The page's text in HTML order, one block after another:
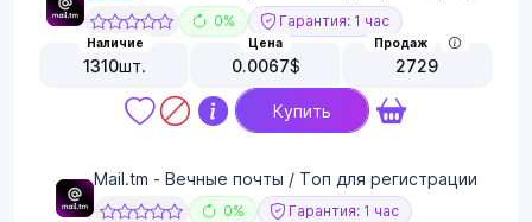
0% Гарантия: 1 час
Наличие
1310шт.
Цена
0.0067$
Продаж
2729
Купить
Mail.tm - Вечные почты / Топ для регистрации
0% Гарантия: 1 час